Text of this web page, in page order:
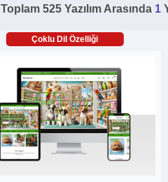
Toplam 525 Yazılım Arasında 1
Çoklu Dil Özelliği